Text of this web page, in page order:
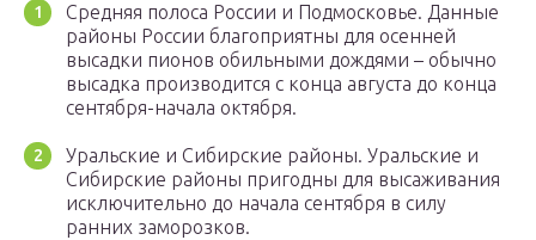
Средняя полоса России и Подмосковье. Данные
районы России благоприятны для осенней
высадки пионов обильными дождями – обычно
высадка производится с конца августа до конца
сентября-начала октября.
Уральские и Сибирские районы. Уральские и
Сибирские районы пригодны для высаживания
исключительно до начала сентября в силу
ранних заморозков.